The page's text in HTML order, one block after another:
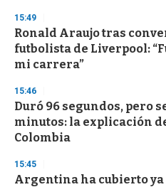
s
e
c
o
n
15:49
Ronald Araujo tras
futbolista de Liverpool:
mi carrera”
15:46
Duró 96 segundos, pero
minutos: la explicación
Colombia
15:45
Argentina ha cubierto ya